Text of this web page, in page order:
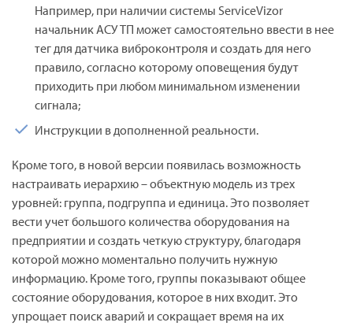
Например, при наличии системы ServiceVizor
начальник АСУ ТП может самостоятельно ввести в нее
тег для датчика виброконтроля и создать для него
правило, согласно которому оповещения будут
приходить при любом минимальном изменении
сигнала;
Инструкции в дополненной реальности.
Кроме того, в новой версии появилась возможность
настраивать иерархию – объектную модель из трех
уровней: группа, подгруппа и единица. Это позволяет
вести учет большого количества оборудования на
предприятии и создать четкую структуру, благодаря
которой можно моментально получить нужную
информацию. Кроме того, группы показывают общее
состояние оборудования, которое в них входит. Это
упрощает поиск аварий и сокращает время на их